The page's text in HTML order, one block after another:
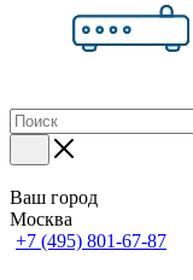
Ваш город
Москва
+7 (495) 801-67-87